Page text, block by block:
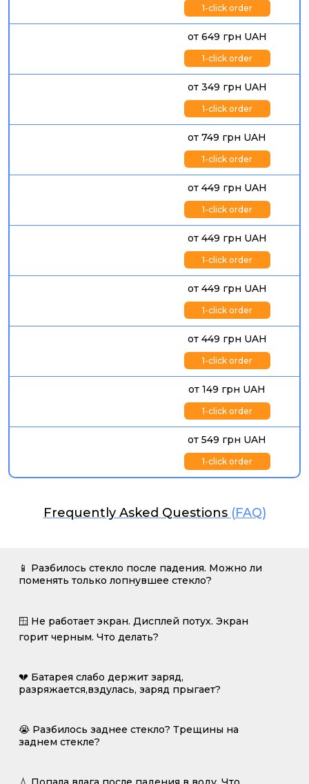
1-click order
от 649 грн UAH
1-click order
от 349 грн UAH
1-click order
от 749 грн UAH
1-click order
от 449 грн UAH
1-click order
от 449 грн UAH
1-click order
от 449 грн UAH
1-click order
от 449 грн UAH
1-click order
от 149 грн UAH
1-click order
от 549 грн UAH
1-click order
Frequently Asked Questions (FAQ)
📱 Разбилось стекло после падения. Можно ли
поменять только лопнувшее стекло?
🪟 Не работает экран. Дисплей потух. Экран
горит черным. Что делать?
💔 Батарея слабо держит заряд,
разряжается,вздулась, заряд прыгает?
😭 Разбилось заднее стекло? Трещины на
заднем стекле?